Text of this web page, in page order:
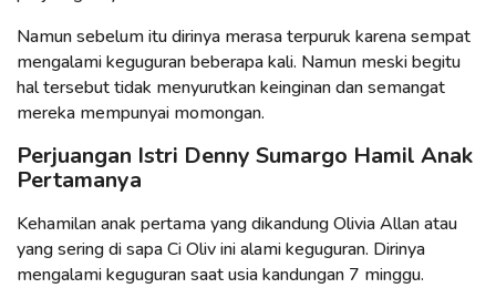
Namun sebelum itu dirinya merasa terpuruk karena sempat
mengalami keguguran beberapa kali. Namun meski begitu
hal tersebut tidak menyurutkan keinginan dan semangat
mereka mempunyai momongan.
Perjuangan Istri Denny Sumargo Hamil Anak
Pertamanya
Kehamilan anak pertama yang dikandung Olivia Allan atau
yang sering di sapa Ci Oliv ini alami keguguran. Dirinya
mengalami keguguran saat usia kandungan 7 minggu.